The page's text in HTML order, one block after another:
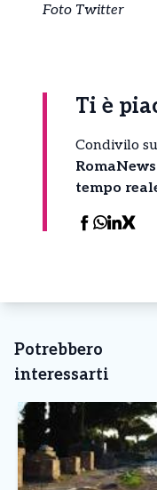
Foto Twitter
Ti è
Condivilo
tempo
Potrebbero
interessarti